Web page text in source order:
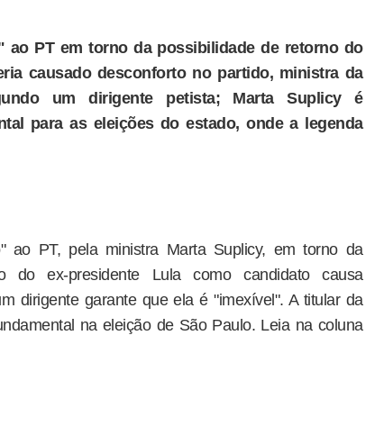
ao PT em torno da possibilidade de retorno do
causado desconforto no partido, ministra da
um dirigente petista; Marta Suplicy é
para as eleições do estado, onde a legenda
ao PT, pela ministra Marta Suplicy, em torno da
do ex-presidente Lula como candidato causa
dirigente garante que ela é "imexível". A titular da
na eleição de São Paulo. Leia na coluna